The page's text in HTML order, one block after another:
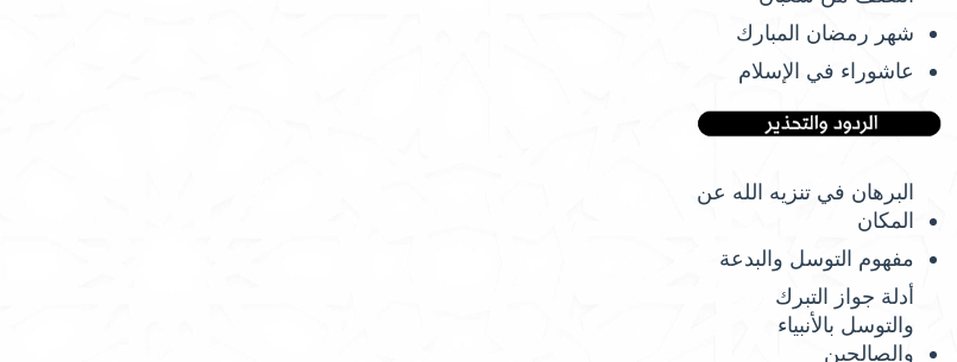
شهر رمضان المبارك
عاشوراء في الإسلام
البرهان في تنزيه الله عن
المكان
مفهوم التوسل والبدعة
أدلة جواز التبرك
والتوسل بالأنبياء
والصالحين